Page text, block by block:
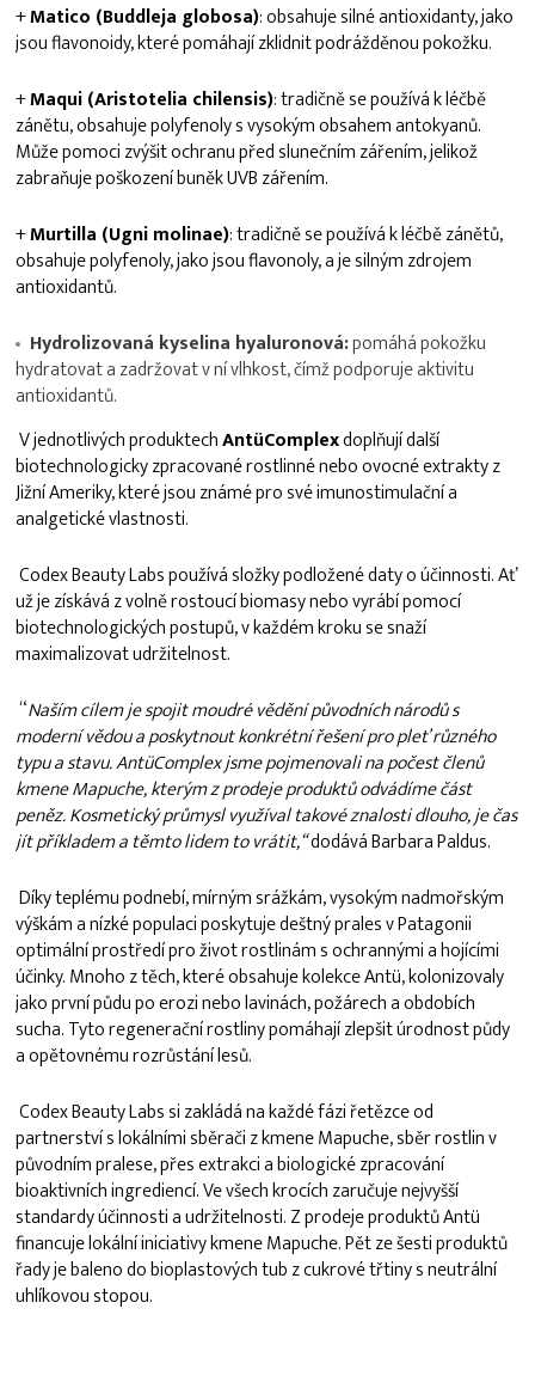
+Matico (Buddleja globosa): obsahuje silné antioxidanty, jako
jsou flavonoidy, které pomáhají zklidnit podrážděnou pokožku.
+Maqui (Aristotelia chilensis): tradičně se používá k léčbě
zánětu, obsahuje polyfenoly s vysokým obsahem antokyanů.
Může pomoci zvýšit ochranu před slunečním zářením, jelikož
zabraňuje poškození buněk UVB zářením.
+Murtilla (Ugni molinae): tradičně se používá k léčbě zánětů,
obsahuje polyfenoly, jako jsou flavonoly, a je silným zdrojem
antioxidantů.
Hydrolizovaná kyselina hyaluronová:pomáhá pokožku
hydratovat a zadržovat v ní vlhkost, čímž podporuje aktivitu
antioxidantů.
V jednotlivých produktechAntüComplexdoplňují další
biotechnologicky zpracované rostlinné nebo ovocné extrakty z
Jižní Ameriky, které jsou známé pro své imunostimulační a
analgetické vlastnosti.
Codex Beauty Labs používá složky podložené daty o účinnosti. Ať
už je získává z volně rostoucí biomasy nebo vyrábí pomocí
biotechnologických postupů, v každém kroku se snaží
maximalizovat udržitelnost.
“Naším cílem je spojit moudré vědění původních národů s
moderní vědou a poskytnout konkrétní řešení pro pleť různého
typu a stavu. AntüComplex jsme pojmenovali na počest členů
kmene Mapuche, kterým z prodeje produktů odvádíme část
peněz. Kosmetický průmysl využíval takové znalosti dlouho, je čas
jít příkladem a těmto lidem to vrátit,“dodává Barbara Paldus.
Díky teplému podnebí, mírným srážkám, vysokým nadmořským
výškám a nízké populaci poskytuje deštný prales v Patagonii
optimální prostředí pro život rostlinám s ochrannými a hojícími
účinky. Mnoho z těch, které obsahuje kolekce Antü, kolonizovaly
jako první půdu po erozi nebo lavinách, požárech a obdobích
sucha. Tyto regenerační rostliny pomáhají zlepšit úrodnost půdy
a opětovnému rozrůstání lesů.
Codex Beauty Labs si zakládá na každé fázi řetězce od
partnerství s lokálními sběrači z kmene Mapuche, sběr rostlin v
původním pralese, přes extrakci a biologické zpracování
bioaktivních ingrediencí. Ve všech krocích zaručuje nejvyšší
standardy účinnosti a udržitelnosti. Z prodeje produktů Antü
financuje lokální iniciativy kmene Mapuche. Pět ze šesti produktů
řady je baleno do bioplastových tub z cukrové třtiny s neutrální
uhlíkovou stopou.